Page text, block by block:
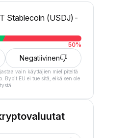
Stablecoin (USDJ)-
50%
Negatiivinen
vain käyttäjien mielipiteitä
Bybit EU ei tue sitä, eikä sen ole